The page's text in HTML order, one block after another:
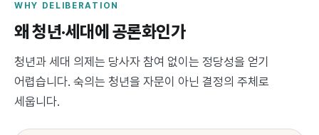
WHY DELIBERATION
왜 청년·세대에 공론화인가
청년과 세대 의제는 당사자 참여 없이는 정당성을 얻기
어렵습니다. 숙의는 청년을 자문이 아닌 결정의 주체로
세웁니다.